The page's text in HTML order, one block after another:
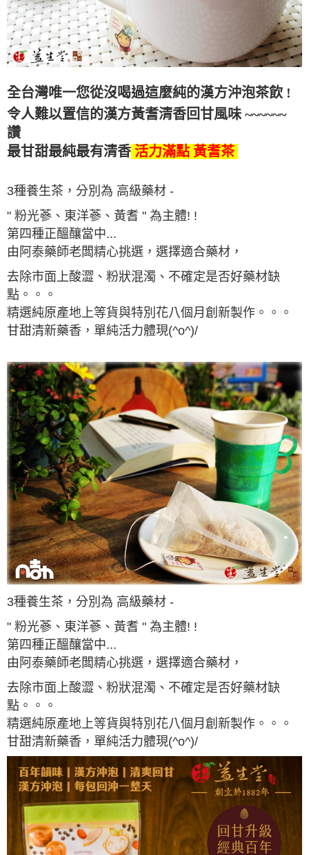
全台灣唯一您從沒喝過這麼純的漢方沖泡茶飲 !
令人難以置信的漢方黃耆清香回甘風味 ~~~~~~
讚
最甘甜最純最有清香 活力滿點 黃耆茶
3種養生茶，分別為 高級藥材 -
" 粉光蔘、東洋蔘、黃耆 " 為主體! !
第四種正醞釀當中...
由阿泰藥師老闆精心挑選，選擇適合藥材，
去除市面上酸澀、粉狀混濁、不確定是否好藥材缺
點。。。
精選純原產地上等貨與特別花八個月創新製作。。。
甘甜清新藥香，單純活力體現(^o^)/
3種養生茶，分別為 高級藥材 -
" 粉光蔘、東洋蔘、黃耆 " 為主體! !
第四種正醞釀當中...
由阿泰藥師老闆精心挑選，選擇適合藥材，
去除市面上酸澀、粉狀混濁、不確定是否好藥材缺
點。。。
精選純原產地上等貨與特別花八個月創新製作。。。
甘甜清新藥香，單純活力體現(^o^)/